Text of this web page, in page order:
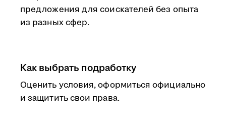
предложения для соискателей без опыта
из разных сфер.
Как выбрать подработку
Оценить условия, оформиться официально
и защитить свои права.